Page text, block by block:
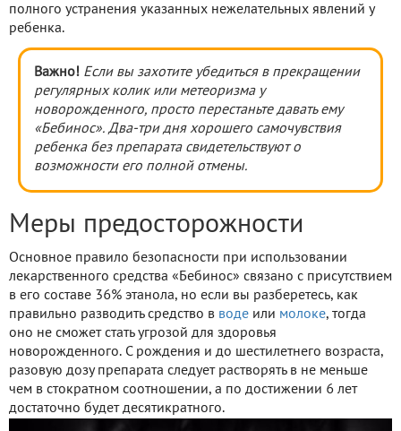
полного устранения указанных нежелательных явлений у
ребенка.
Важно! Если вы захотите убедиться в прекращении
регулярных колик или метеоризма у
новорожденного, просто перестаньте давать ему
«Бебинос». Два-три дня хорошего самочувствия
ребенка без препарата свидетельствуют о
возможности его полной отмены.
Меры предосторожности
Основное правило безопасности при использовании
лекарственного средства «Бебинос» связано с присутствием
в его составе 36% этанола, но если вы разберетесь, как
правильно разводить средство в воде или молоке, тогда
оно не сможет стать угрозой для здоровья
новорожденного. С рождения и до шестилетнего возраста,
разовую дозу препарата следует растворять в не меньше
чем в стократном соотношении, а по достижении 6 лет
достаточно будет десятикратного.